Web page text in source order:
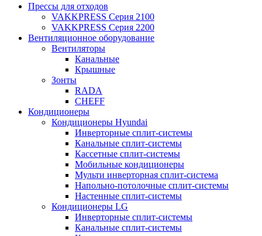
Прессы для отходов
VAKKPRESS Серия 2100
VAKKPRESS Серия 2200
Вентиляционное оборудование
Вентиляторы
Канальные
Крышные
Зонты
RADA
CHEFF
Кондиционеры
Кондиционеры Hyundai
Инверторные сплит-системы
Канальные сплит-системы
Кассетные сплит-системы
Мобильные кондиционеры
Мульти инверторная сплит-система
Напольно-потолочные сплит-системы
Настенные сплит-системы
Кондиционеры LG
Инверторные сплит-системы
Канальные сплит-системы